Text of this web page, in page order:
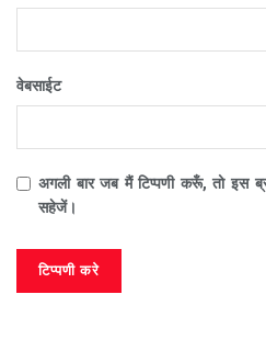
वेबसाईट
अगली बार जब मैं टिप्पणी करूँ, तो इस
सहेजें।